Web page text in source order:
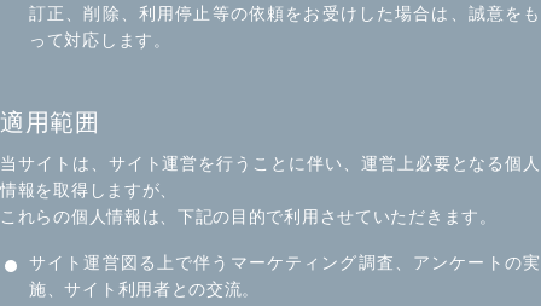
訂正、削除、利用停止等の依頼をお受けした場合は、誠意をも
って対応します。
適用範囲
当サイトは、サイト運営を行うことに伴い、運営上必要となる個人
情報を取得しますが、
これらの個人情報は、下記の目的で利用させていただきます。
サイト運営図る上で伴うマーケティング調査、アンケートの実
施、サイト利用者との交流。